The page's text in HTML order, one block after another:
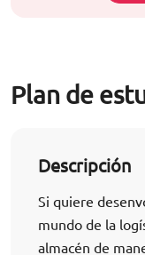
Plan de
Descripción
Si quiere
mundo de la
almacén de